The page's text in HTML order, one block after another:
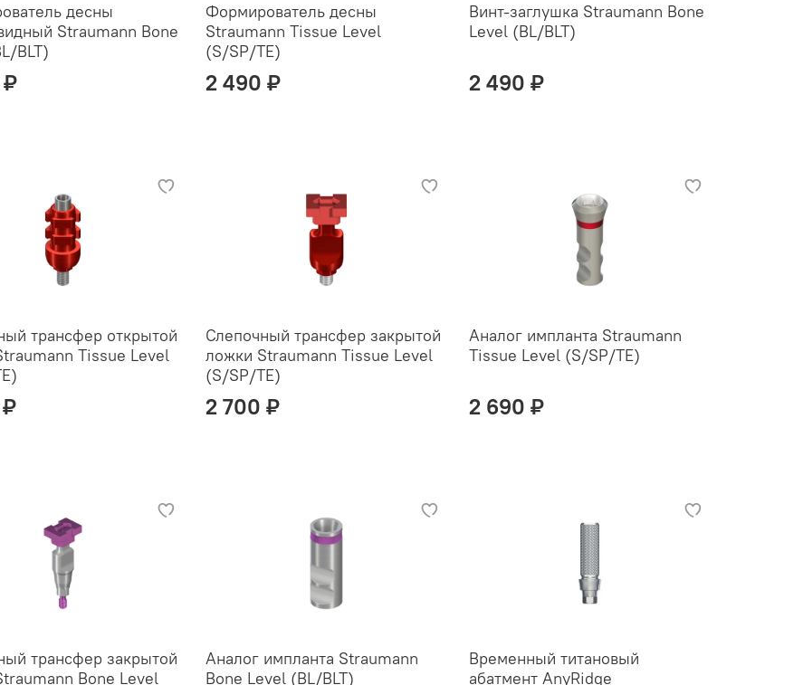
десны
Straumann Bone
BLT)
Формирователь десны
Straumann Tissue Level
(S/SP/TE)
2 490 ₽
Винт-заглушка Straumann Bone
Level (BL/BLT)
2 490 ₽
трансфер открытой
Tissue Level
Слепочный трансфер закрытой
ложки Straumann Tissue Level
(S/SP/TE)
2 700 ₽
Аналог импланта Straumann
Tissue Level (S/SP/TE)
2 690 ₽
трансфер закрытой
Bone Level
Аналог импланта Straumann
Bone Level (BL/BLT)
Временный титановый
абатмент AnyRidge